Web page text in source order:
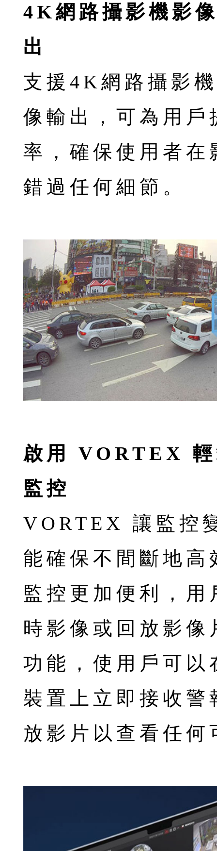
4K網路攝影機影
出
支援4K網路攝影
像輸出，可為用
率，確保使用者
錯過任何細節。
啟用 VORTEX
監控
VORTEX 讓監控
能確保不間斷地
監控更加便利，
時影像或回放影
功能，使用戶可
裝置上立即接收
放影片以查看任何